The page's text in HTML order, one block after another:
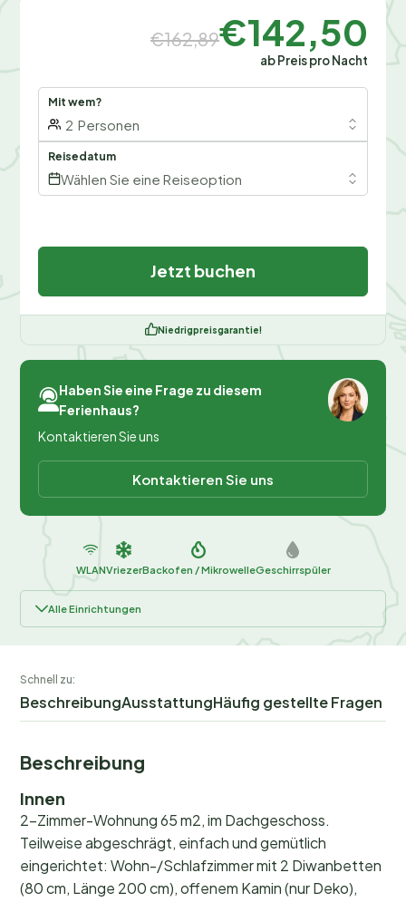
€162,89€142,50
ab Preis pro Nacht
Mit wem?
2 Personen
Reisedatum
Wählen Sie eine Reiseoption
Jetzt buchen
Niedrigpreisgarantie!
Haben Sie eine Frage zu diesem
Ferienhaus?
Kontaktieren Sie uns
Kontaktieren Sie uns
WLANVriezerBackofen / MikrowelleGeschirrspüler
Alle Einrichtungen
Schnell zu:
BeschreibungAusstattungHäufig gestellte Fragen
Beschreibung
Innen
2-Zimmer-Wohnung 65 m2, im Dachgeschoss.
Teilweise abgeschrägt, einfach und gemütlich
eingerichtet: Wohn-/Schlafzimmer mit 2 Diwanbetten
(80 cm, Länge 200 cm), offenem Kamin (nur Deko),